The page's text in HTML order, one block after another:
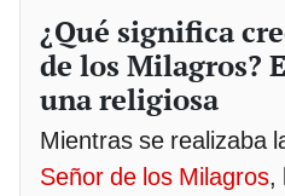
¿Qué significa
de los Milagros?
una religiosa
Mientras se realizaba
Señor de los Milagros,